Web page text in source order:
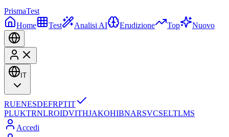
PrismaTest
Home
Test Analisi AI Erudizione Top Nuovo
IT
RUENESDEFRPTIT
PLUKTRNLROIDVITHJAKOHIBNARSVCSELTLMS
Accedi